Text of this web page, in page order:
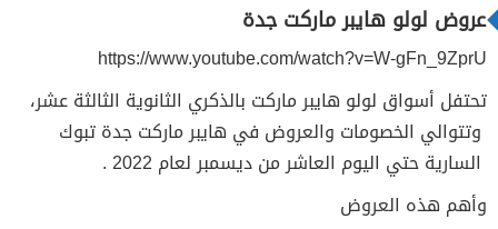
عروض لولو هايبر ماركت جدة
https://www.youtube.com/watch?v=W-gFn_9ZprU
تحتفل أسواق لولو هايبر ماركت بالذكري الثانوية الثالثة عشر،
وتتوالي الخصومات والعروض في هايبر ماركت جدة تبوك
السارية حتي اليوم العاشر من ديسمبر لعام 2022 .
وأهم هذه العروض